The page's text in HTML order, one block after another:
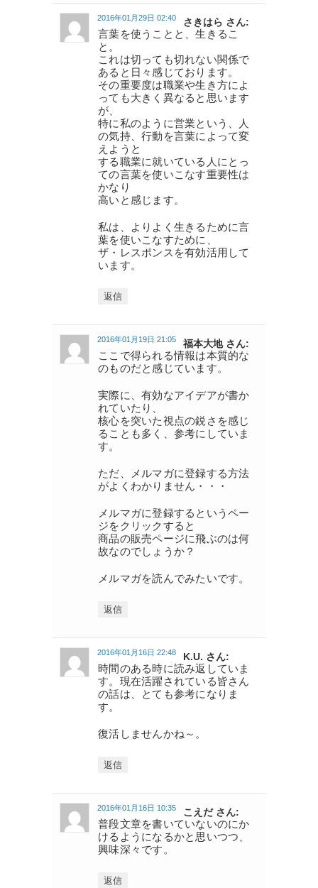
さきはら さん:
2016年01月29日 02:40
言葉を使うことと、生きるこ
と。
これは切っても切れない関係で
あると日々感じております。
その重要度は職業や生き方によ
っても大きく異なると思います
が、
特に私のように営業という、人
の気持、行動を言葉によって変
えようと
する職業に就いている人にとっ
ての言葉を使いこなす重要性は
かなり
高いと感じます。
私は、よりよく生きるために言
葉を使いこなすために、
ザ・レスポンスを有効活用して
います。
返信
福本大地 さん:
2016年01月19日 21:05
ここで得られる情報は本質的な
のものだと感じています。
実際に、有効なアイデアが書か
れていたり、
核心を突いた視点の鋭さを感じ
ることも多く、参考にしていま
す。
ただ、メルマガに登録する方法
がよくわかりません・・・
メルマガに登録するというペー
ジをクリックすると
商品の販売ページに飛ぶのは何
故なのでしょうか？
メルマガを読んでみたいです。
返信
K.U. さん:
2016年01月16日 22:48
時間のある時に読み返していま
す。現在活躍されている皆さん
の話は、とても参考になりま
す。
復活しませんかね～。
返信
こえだ さん:
2016年01月16日 10:35
普段文章を書いていないのにか
けるようになるかと思いつつ、
興味深々です。
返信